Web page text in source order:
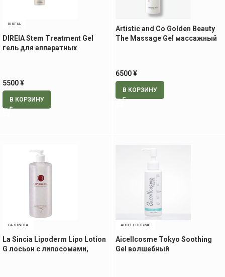
DIREIA
DIREIA Stem Treatment Gel
гель для аппаратных
5500¥
В КОРЗИНУ
Artistic and Co Golden Beauty
The Massage Gel массажный
6500¥
В КОРЗИНУ
LA SINCIA
La Sincia Lipoderm Lipo Lotion
G лосьон с липосомами,
AICELLCOSME
Aicellcosme Tokyo Soothing
Gel волшебный